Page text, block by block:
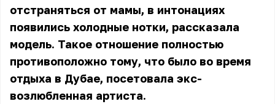
отстраняться от мамы, в интонациях
появились холодные нотки, рассказала
модель. Такое отношение полностью
противоположно тому, что было во время
отдыха в Дубае, посетовала экс-
возлюбленная артиста.